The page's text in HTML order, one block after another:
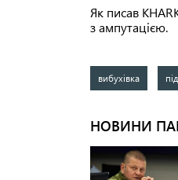
Як писав
з ампутацією.
вибухівка